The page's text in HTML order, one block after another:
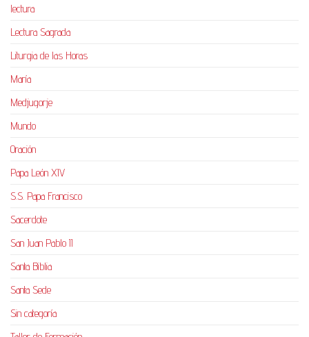
lectura
Lectura Sagrada
Liturgia de las Horas
María
Medjugorje
Mundo
Oración
Papa León XIV
S.S. Papa Francisco
Sacerdote
San Juan Pablo II
Santa Biblia
Santa Sede
Sin categoría